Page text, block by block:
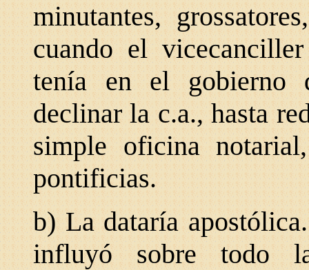
minutantes,
cuando el
tenía en el gobierno
declinar la c.a., hasta
simple oficina
pontificias.
b) La dataría
influyó sobre todo